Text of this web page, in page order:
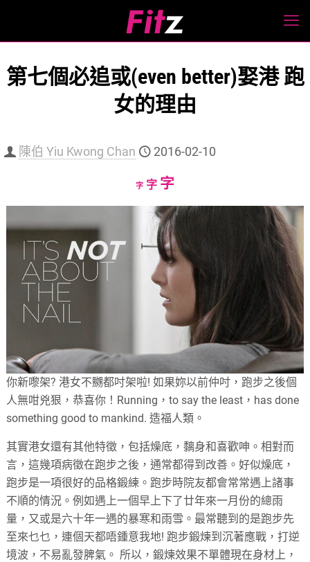
第七個必追或(even better)娶港 跑
女的理由
陳伯 Yiu Kwong Chan 2016-02-10
字Decrease
size.
字Reset
size.
字Increase
size.
你新嚟架?港女不嬲都吋架啦!如果妳以前仲吋，跑步之後個
人無咁兇狠，恭喜你！ Running ，to say the least ， has done
something good to mankind.造福人類。
其實港女還有其他特徵，包括燥底，黐身和喜歡呻。相對而
言，這幾項病徵在跑步之後，通常都得到改善。好似燥底，
跑步是一項很好的品格鍛練。跑步時院友都會常常遇上諸事
不順的情況。例如遇上一個早上下了廿年來一月份的總雨
量，又或是六十年一遇的暴寒和雨雪。最常聽到的是跑步先
至來乜乜，連個天都唔鍾意我地! 跑步鍛煉到沉著應戰，打逆
境波，不易亂發脾氣。 所以，鍛煉效果不單體現在身材上，